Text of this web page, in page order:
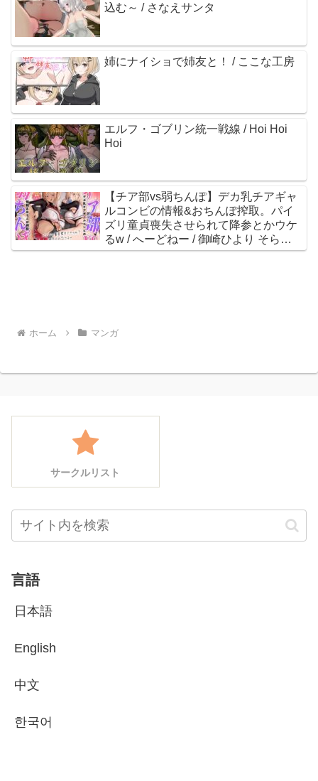
込む～ / さなえサンタ
姉にナイショで姉友と！ / ここな工房
エルフ・ゴブリン統一戦線 / Hoi Hoi
Hoi
【チア部vs弱ちんぽ】デカ乳チアギャ
ルコンビの情報&おちんぽ搾取。パイ
ズリ童貞喪失させられて降参とかウケ
るw / へーどねー / 御崎ひより そらま
め。
ホーム マンガ
サークルリスト
言語
日本語
English
中文
한국어